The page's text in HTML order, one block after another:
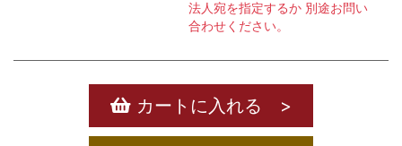
法人宛を指定するか 別途お問い
合わせください。
カートに入れる >